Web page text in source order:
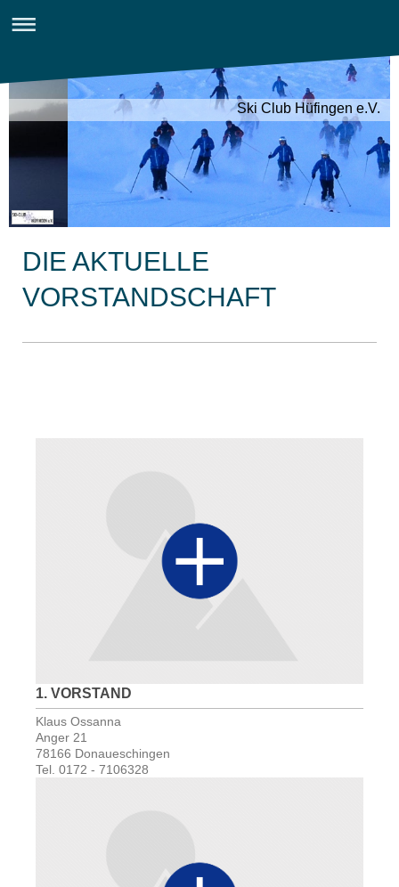
Ski Club Hüfingen e.V.
DIE AKTUELLE
VORSTANDSCHAFT
1. VORSTAND
Klaus Ossanna
Anger 21
78166 Donaueschingen
Tel. 0172 - 7106328